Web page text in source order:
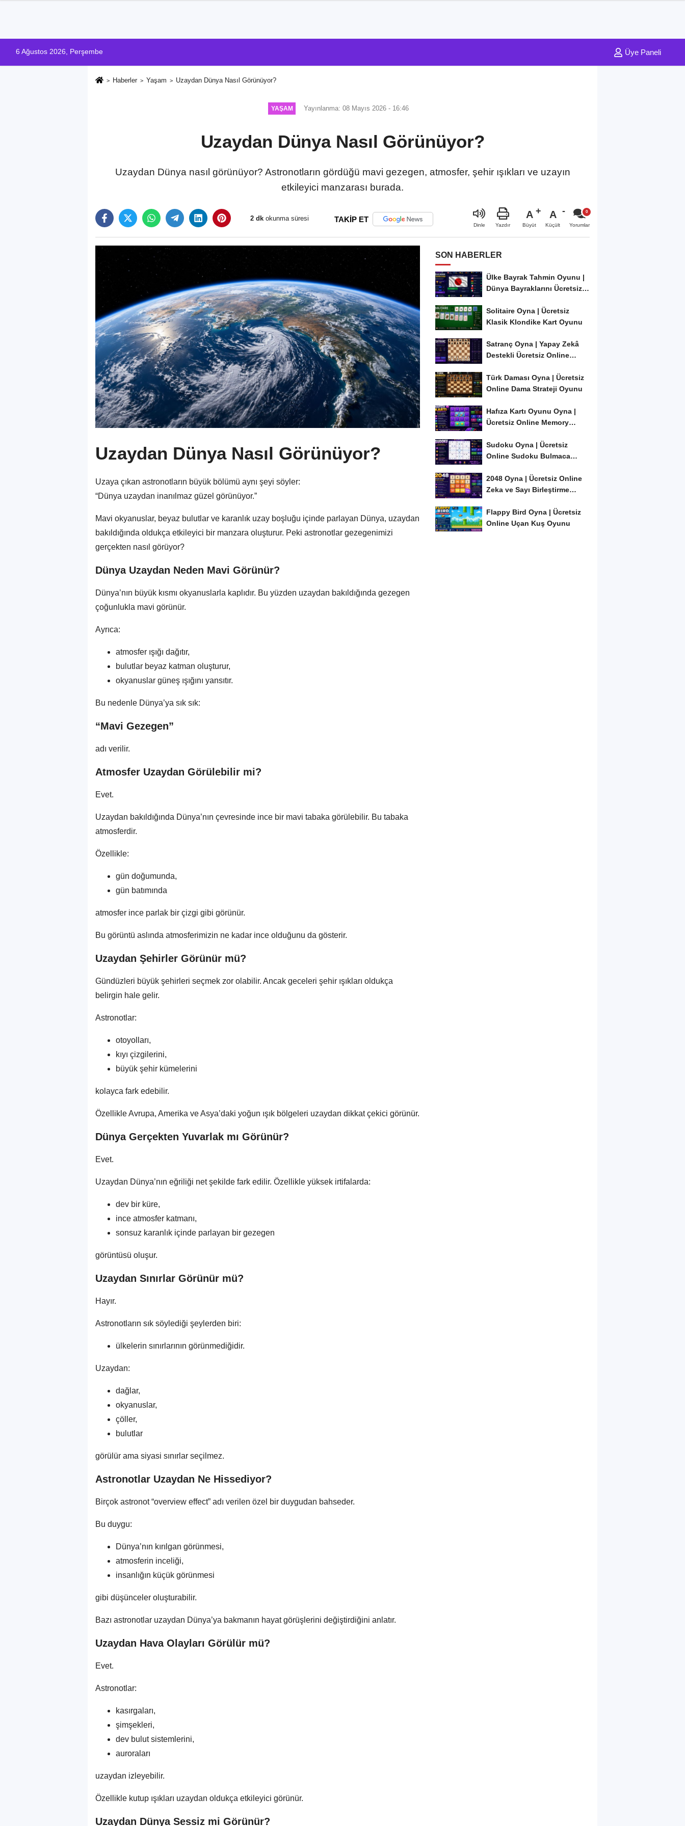
6 Ağustos 2026, Perşembe Üye Paneli
Haberler Yaşam Uzaydan Dünya Nasıl Görünüyor?
YAŞAM Yayınlanma: 08 Mayıs 2026 - 16:46
Uzaydan Dünya Nasıl Görünüyor?
Uzaydan Dünya nasıl görünüyor? Astronotların gördüğü mavi gezegen, atmosfer, şehir ışıkları ve uzayın
etkileyici manzarası burada.
2 dk okunma süresi TAKİP ET
Dinle Yazdır
A
Büyüt
A
Küçült Yorumlar
Uzaydan Dünya Nasıl Görünüyor?
Uzaya çıkan astronotların büyük bölümü aynı şeyi söyler:
“Dünya uzaydan inanılmaz güzel görünüyor.”
Mavi okyanuslar, beyaz bulutlar ve karanlık uzay boşluğu içinde parlayan Dünya, uzaydan
bakıldığında oldukça etkileyici bir manzara oluşturur. Peki astronotlar gezegenimizi
gerçekten nasıl görüyor?
Dünya Uzaydan Neden Mavi Görünür?
Dünya’nın büyük kısmı okyanuslarla kaplıdır. Bu yüzden uzaydan bakıldığında gezegen
çoğunlukla mavi görünür.
Ayrıca:
atmosfer ışığı dağıtır,
bulutlar beyaz katman oluşturur,
okyanuslar güneş ışığını yansıtır.
Bu nedenle Dünya’ya sık sık:
“Mavi Gezegen”
adı verilir.
Atmosfer Uzaydan Görülebilir mi?
Evet.
Uzaydan bakıldığında Dünya’nın çevresinde ince bir mavi tabaka görülebilir. Bu tabaka
atmosferdir.
Özellikle:
gün doğumunda,
gün batımında
atmosfer ince parlak bir çizgi gibi görünür.
Bu görüntü aslında atmosferimizin ne kadar ince olduğunu da gösterir.
Uzaydan Şehirler Görünür mü?
Gündüzleri büyük şehirleri seçmek zor olabilir. Ancak geceleri şehir ışıkları oldukça
belirgin hale gelir.
Astronotlar:
otoyolları,
kıyı çizgilerini,
büyük şehir kümelerini
kolayca fark edebilir.
Özellikle Avrupa, Amerika ve Asya’daki yoğun ışık bölgeleri uzaydan dikkat çekici görünür.
Dünya Gerçekten Yuvarlak mı Görünür?
Evet.
Uzaydan Dünya’nın eğriliği net şekilde fark edilir. Özellikle yüksek irtifalarda:
dev bir küre,
ince atmosfer katmanı,
sonsuz karanlık içinde parlayan bir gezegen
görüntüsü oluşur.
Uzaydan Sınırlar Görünür mü?
Hayır.
Astronotların sık söylediği şeylerden biri:
ülkelerin sınırlarının görünmediğidir.
Uzaydan:
dağlar,
okyanuslar,
çöller,
bulutlar
görülür ama siyasi sınırlar seçilmez.
Astronotlar Uzaydan Ne Hissediyor?
Birçok astronot “overview effect” adı verilen özel bir duygudan bahseder.
Bu duygu:
Dünya’nın kırılgan görünmesi,
atmosferin inceliği,
insanlığın küçük görünmesi
gibi düşünceler oluşturabilir.
Bazı astronotlar uzaydan Dünya’ya bakmanın hayat görüşlerini değiştirdiğini anlatır.
Uzaydan Hava Olayları Görülür mü?
Evet.
Astronotlar:
kasırgaları,
şimşekleri,
dev bulut sistemlerini,
auroraları
uzaydan izleyebilir.
Özellikle kutup ışıkları uzaydan oldukça etkileyici görünür.
Uzaydan Dünya Sessiz mi Görünür?
SON HABERLER
Ülke Bayrak Tahmin Oyunu |
Dünya Bayraklarını Ücretsiz
Solitaire Oyna | Ücretsiz
Klasik Klondike Kart Oyunu
Satranç Oyna | Yapay Zekâ
Destekli Ücretsiz Online
Türk Daması Oyna | Ücretsiz
Online Dama Strateji Oyunu
Hafıza Kartı Oyunu Oyna |
Ücretsiz Online Memory
Sudoku Oyna | Ücretsiz
Online Sudoku Bulmaca
2048 Oyna | Ücretsiz Online
Zeka ve Sayı Birleştirme
Flappy Bird Oyna | Ücretsiz
Online Uçan Kuş Oyunu